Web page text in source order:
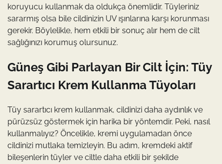
koruyucu kullanmak da oldukça önemlidir. Tüyleriniz
sararmış olsa bile cildinizin UV ışınlarına karşı korunması
gerekir. Böylelikle, hem etkili bir sonuç alır hem de cilt
sağlığınızı korumuş olursunuz.
Güneş Gibi Parlayan Bir Cilt İçin: Tüy
Sarartıcı Krem Kullanma Tüyoları
Tüy sarartıcı krem kullanmak, cildinizi daha aydınlık ve
pürüzsüz göstermek için harika bir yöntemdir. Peki, nasıl
kullanmalıyız? Öncelikle, kremi uygulamadan önce
cildinizi mutlaka temizleyin. Bu adım, kremdeki aktif
bileşenlerin tüyler ve ciltle daha etkili bir şekilde